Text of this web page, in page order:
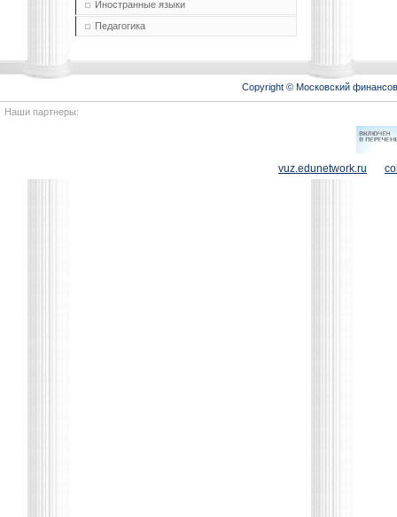
Иностранные языки
Педагогика
Copyright © Московский
Наши партнеры:
vuz.edunetwork.ru